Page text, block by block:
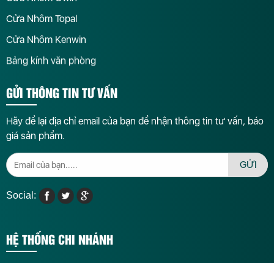
Cửa Nhôm Topal
Cửa Nhôm Kenwin
Bảng kính văn phòng
GỬI THÔNG TIN TƯ VẤN
Hãy để lại địa chỉ email của bạn để nhận thông tin tư vấn, báo
giá sản phẩm.
GỬI
Social:
HỆ THỐNG CHI NHÁNH